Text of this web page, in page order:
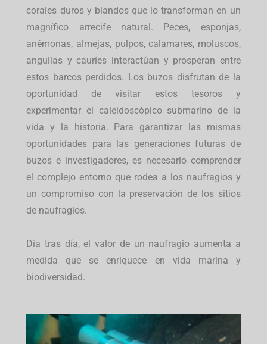
corales duros y blandos que lo transforman en un
magnífico arrecife natural. Peces, esponjas,
anémonas, almejas, pulpos, calamares, moluscos,
anguilas y cauríes interactúan y prosperan entre
estos barcos perdidos. Los buzos disfrutan de la
oportunidad de visitar estos tesoros y
experimentar el caleidoscópico submarino de la
vida y la historia. Para garantizar las mismas
oportunidades para las generaciones futuras de
buzos e investigadores, es necesario comprender
el complejo entorno que rodea a los naufragios y
un compromiso con la preservación de los sitios
de naufragios.
Día tras día, el valor de un naufragio aumenta a
medida que se enriquece en vida marina y
biodiversidad.